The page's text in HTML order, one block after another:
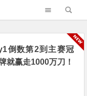
倒数第2到主赛冠
就赢走1000万刀！